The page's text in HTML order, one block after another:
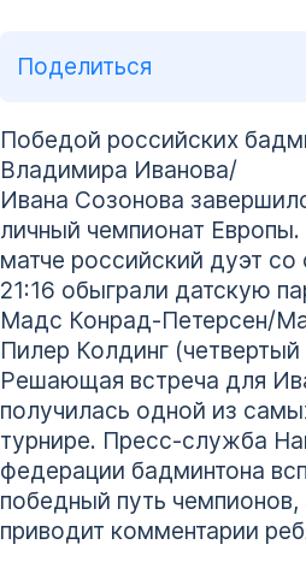
Поделиться
Победой российских
Владимира Иванова/
Ивана Созонова
личный чемпионат
матче российский дуэт со
21:16 обыграли датскую
Мадс Конрад-Петерсен/
Пилер Колдинг
Решающая встреча для
получилась одной из
турнире. Пресс-служба
федерации бадминтона
победный путь чемпионов,
приводит комментарии